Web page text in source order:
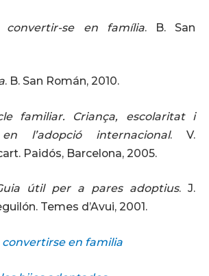
convertir-se en família. B. San
. B. San Román, 2010.
familiar. Criança, escolaritat i
l’adopció internacional. V.
Paidós, Barcelona, 2005.
útil per a pares adoptius. J.
Temes d’Avui, 2001.
en familia